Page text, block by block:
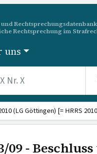
Rechtsprechungsdatenbank
Rechtsprechung im
uns
(LG Göttingen) [= HRRS
09 -